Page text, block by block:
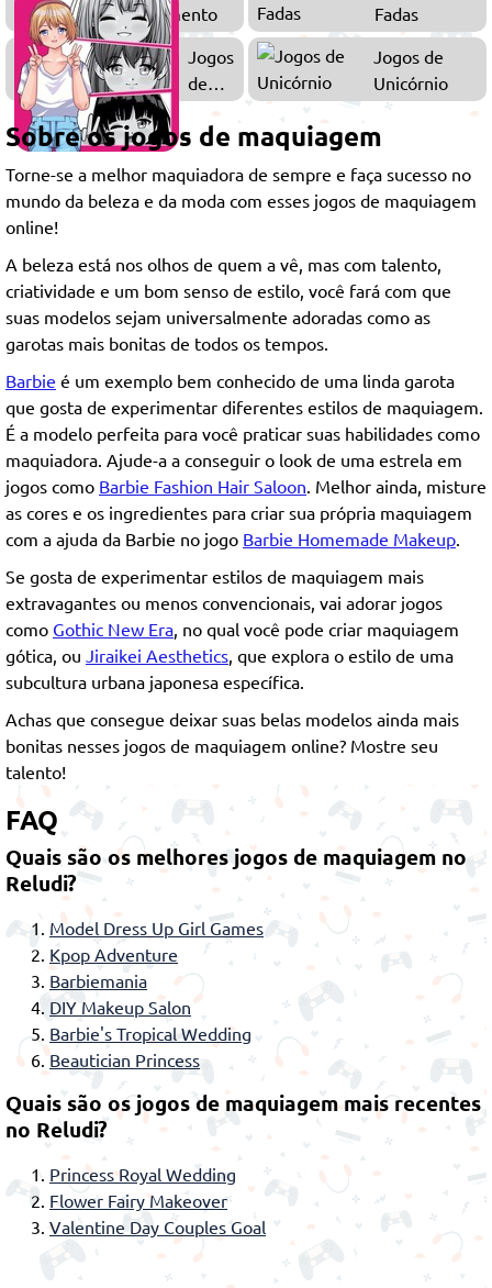
Casamento
Fadas
Jogos
de
Jogos de
Unicórnio
Sobre os jogos de maquiagem
Torne-se a melhor maquiadora de sempre e faça sucesso no
mundo da beleza e da moda com esses jogos de maquiagem
online!
A beleza está nos olhos de quem a vê, mas com talento,
criatividade e um bom senso de estilo, você fará com que
suas modelos sejam universalmente adoradas como as
garotas mais bonitas de todos os tempos.
Barbie é um exemplo bem conhecido de uma linda garota
que gosta de experimentar diferentes estilos de maquiagem.
É a modelo perfeita para você praticar suas habilidades como
maquiadora. Ajude-a a conseguir o look de uma estrela em
jogos como Barbie Fashion Hair Saloon. Melhor ainda, misture
as cores e os ingredientes para criar sua própria maquiagem
com a ajuda da Barbie no jogo Barbie Homemade Makeup.
Se gosta de experimentar estilos de maquiagem mais
extravagantes ou menos convencionais, vai adorar jogos
como Gothic New Era, no qual você pode criar maquiagem
gótica, ou Jiraikei Aesthetics, que explora o estilo de uma
subcultura urbana japonesa específica.
Achas que consegue deixar suas belas modelos ainda mais
bonitas nesses jogos de maquiagem online? Mostre seu
talento!
FAQ
Quais são os melhores jogos de maquiagem no
Reludi?
Model Dress Up Girl Games
Kpop Adventure
Barbiemania
DIY Makeup Salon
Barbie's Tropical Wedding
Beautician Princess
Quais são os jogos de maquiagem mais recentes
no Reludi?
Princess Royal Wedding
Flower Fairy Makeover
Valentine Day Couples Goal